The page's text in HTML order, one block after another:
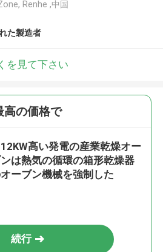
Renhe ,中国
た製造者
を見て下さい
高の価格で
高い発電の産業乾燥オー
は熱気の循環の箱形乾燥器
ーブン機械を強制した
続行